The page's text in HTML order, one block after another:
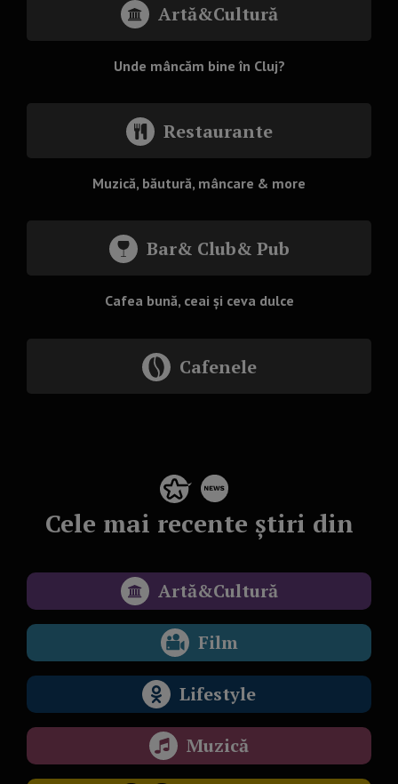
Artă&Cultură
Unde mâncăm bine în Cluj?
Restaurante
Muzică, băutură, mâncare & more
Bar& Club& Pub
Cafea bună, ceai și ceva dulce
Cafenele
Cele mai recente știri din
Artă&Cultură
Film
Lifestyle
Muzică